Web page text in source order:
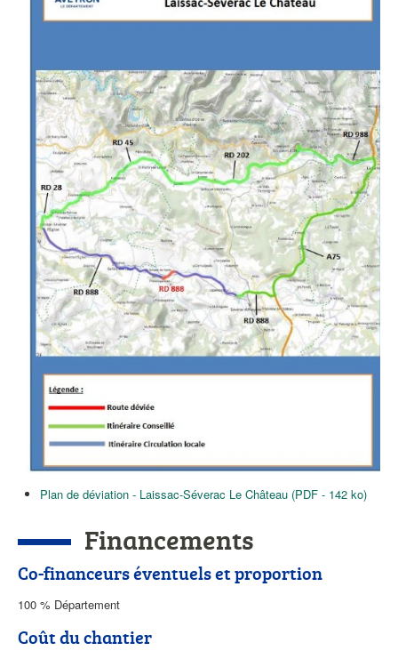
Plan de déviation - Laissac-Séverac Le Château (PDF - 142 ko)
Financements
Co-financeurs éventuels et proportion
100 % Département
Coût du chantier